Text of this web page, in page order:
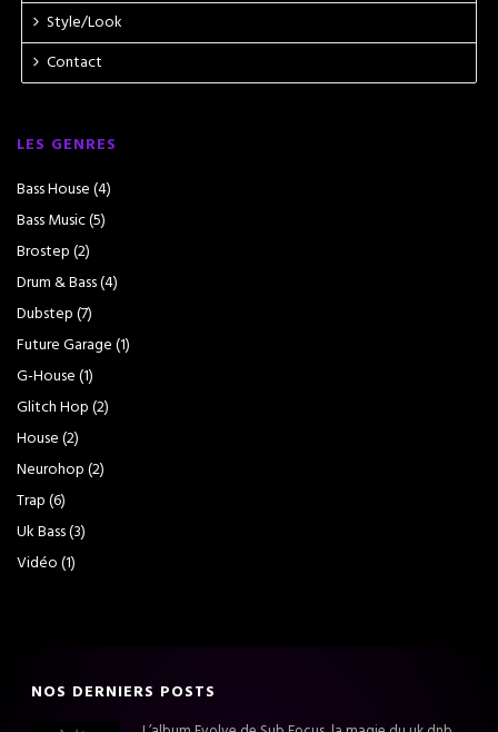
Style/Look
Contact
LES GENRES
Bass House(4)
Bass Music(5)
Brostep(2)
Drum & Bass(4)
Dubstep(7)
Future Garage(1)
G-House(1)
Glitch Hop(2)
House(2)
Neurohop(2)
Trap(6)
Uk Bass(3)
Vidéo(1)
NOS DERNIERS POSTS